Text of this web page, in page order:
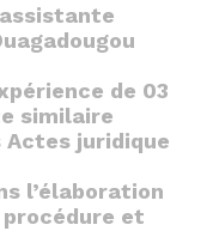
de 03
similaire
juridique
l’élaboration
et